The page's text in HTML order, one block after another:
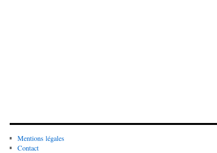
Mentions légales
Contact